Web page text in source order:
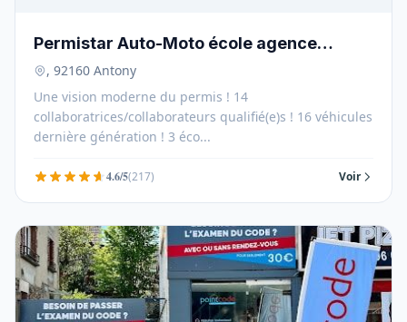
Permistar Auto-Moto école agence
Antony & Carte grise - 92160
, 92160 Antony
Une vision moderne du permis ! 14
collaboratrices/collaborateurs qualifié(e)s ! 16 véhicules
dernière génération ! 3 éco...
4.6/5(217) Voir